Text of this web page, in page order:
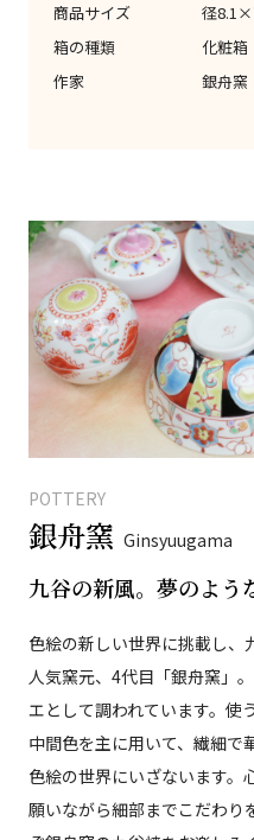
商品サイズ
径
箱の種類
化粧箱
作家
銀舟窯
POTTERY
銀舟窯 Ginsyuugama
九谷の新風。夢のよう
色絵の新しい世界に挑載し、
人気窯元、4代目「銀舟窯」
エとして調われています。使
中間色を主に用いて、繊細で
色絵の世界にいざないます。
願いながら細部までこだわり